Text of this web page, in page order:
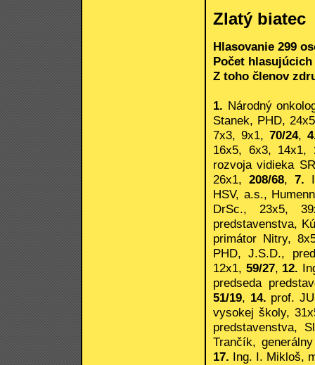
Zlatý biatec
Hlasovanie 299
Počet
Z toho členov
1. Národný
Stanek, PHD,
7x3, 9x1,70/24,
16x5, 6x3, 14x1,
rozvoja vidieka
26x1, 208/68, 7.
HSV, a.s.,
DrSc., 23x5,
predstavenstva,
primátor Nitry,
PHD, J.S.D.,
12x1, 59/27, 12.
predseda
51/19, 14. prof.
vysokej školy,
predstavenstva,
Trančík,
17. Ing. I. Mikloš,